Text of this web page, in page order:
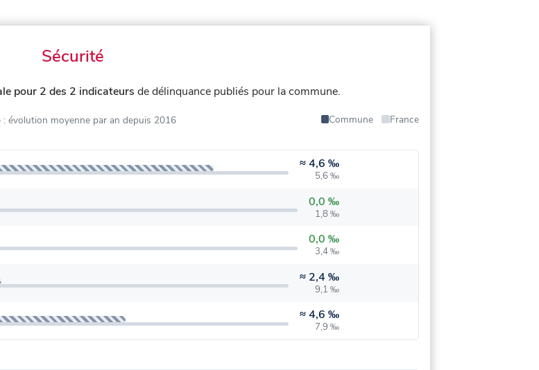
Sécurité
pour 2 des 2 indicateurs de délinquance publiés pour la commune.
: évolution moyenne par an depuis 2016 Commune
France
≈4,6 ‰
5,6 ‰
0,0 ‰
1,8 ‰
0,0 ‰
3,4 ‰
≈ 2,4 ‰
9,1 ‰
≈4,6 ‰
7,9 ‰